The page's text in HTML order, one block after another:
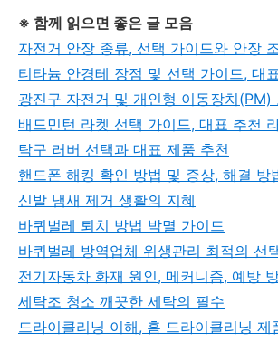
※ 함께 읽으면 좋은 글 모음
자전거 안장 종류, 선택 가이드와 안장
티타늄 안경테 장점 및 선택 가이드, 대
광진구 자전거 및 개인형 이동장치(PM)
배드민턴 라켓 선택 가이드, 대표 추천
탁구 러버 선택과 대표 제품 추천
핸드폰 해킹 확인 방법 및 증상, 해결 방
신발 냄새 제거 생활의 지혜
바퀴벌레 퇴치 방법 박멸 가이드
바퀴벌레 방역업체 위생관리 최적의 선
전기자동차 화재 원인, 메커니즘, 예방
세탁조 청소 깨끗한 세탁의 필수
드라이클리닝 이해, 홈 드라이클리닝 제